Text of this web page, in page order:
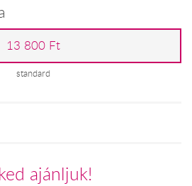
13 800 Ft
standard
ajánljuk!